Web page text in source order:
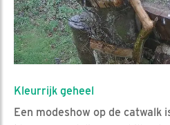
Kleurrijk geheel
Een modeshow op de catwalk